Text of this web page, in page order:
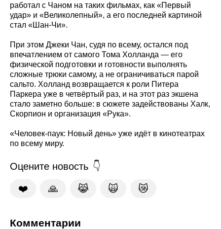
работал с Чаном на таких фильмах, как «Первый
удар» и «Великолепный», а его последней картиной
стал «Шан-Чи».
При этом Джеки Чан, судя по всему, остался под
впечатлением от самого Тома Холланда — его
физической подготовки и готовности выполнять
сложные трюки самому, а не ограничиваться парой
сальто. Холланд возвращается к роли Питера
Паркера уже в четвёртый раз, и на этот раз экшена
стало заметно больше: в сюжете задействованы Халк,
Скорпион и организация «Рука».
«Человек-паук: Новый день» уже идёт в кинотеатрах
по всему миру.
Оцените новость
❤️ 🙏 😹 🙀 😿
Комментарии